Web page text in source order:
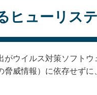
ヒューリス
ウイルス対策ソフト
威情報）に依存せず